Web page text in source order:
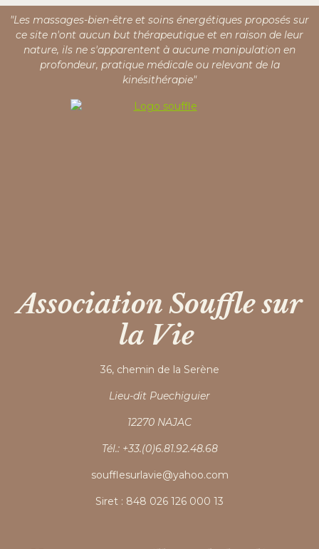
"Les massages-bien-être et soins énergétiques proposés sur
ce site n'ont aucun but thérapeutique et en raison de leur
nature, ils ne s'apparentent à aucune manipulation en
profondeur, pratique médicale ou relevant de la
kinésithérapie"
Association Souffle sur
la Vie
36, chemin de la Serène
Lieu-dit Puechiguier
12270 NAJAC
Tél.: +33.(0)6.81.92.48.68
soufflesurlavie@yahoo.com
Siret : 848 026 126 000 13